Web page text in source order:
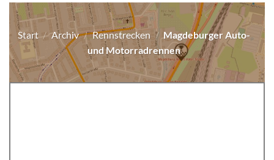
Start / Archiv / Rennstrecken / Magdeburger Auto-
und Motorradrennen